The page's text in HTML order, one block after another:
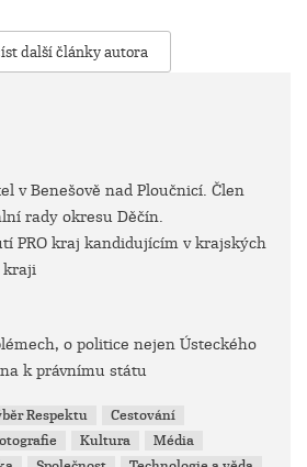
další články autora
v Benešově nad Ploučnicí. Člen
rady okresu Děčín.
PRO kraj kandidujícím v krajských
kraji
o politice nejen Ústeckého
k právnímu státu
Respektu
Cestování
Kultura
Média